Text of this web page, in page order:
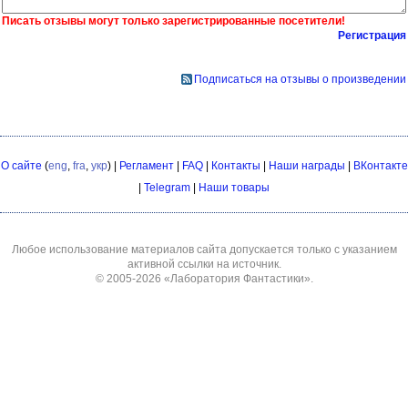
Писать отзывы могут только зарегистрированные посетители!
Регистрация
Подписаться на отзывы о произведении
О сайте (eng fra укр) | Регламент| FAQ| Контакты | Наши награды | ВКонтакте
| Telegram | Наши товары
Любое использование материалов сайта допускается только с указанием
активной ссылки на источник.
© 2005-2026 «Лаборатория Фантастики»